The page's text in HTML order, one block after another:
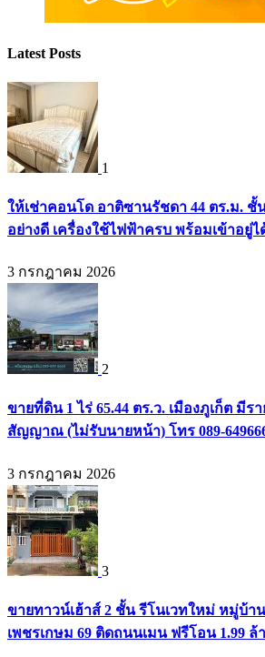
Latest Posts
1
ให้เช่าคอนโด อาติซานรัชดา 44 ตร.ม. ชั้
อย่างดี เครื่องใช้ไฟฟ้าครบ พร้อมเข้าอยู่ได้
3 กรกฎาคม 2026
2
ขายที่ดิน 1 ไร่ 65.44 ตร.ว. เมืองภูเก็ต มีร
สัญญาณ (ไม่รับนายหน้า) โทร 089-
3 กรกฎาคม 2026
3
ขายทาวน์เฮ้าส์ 2 ชั้น รีโนเวทใหม่ หมู่บ้า
เพชรเกษม 69 ติดถนนเมน ฟรีโอน 1.99 ล้